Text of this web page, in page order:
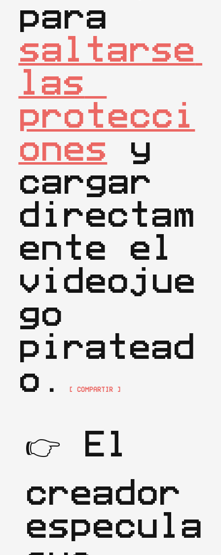
saltarse
las
protecci
ones y
cargar
directam
ente el
videojue
go
piratead
o.
[ COMPARTIR ]
👉 El
creador
especula